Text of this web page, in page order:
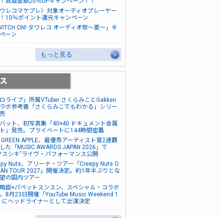
ワレコマケプレ〉対象オーディオプレーヤー
10％ポイント還元キャンペーン
ON! タワレコ オーディオ祭～夏～」キ
ーン
もっと見る
ロライブ」所属VTuber さくらみことGakken
ボ参考書「さくらみこでもわかる」シリー
ット、初写真集「40×40 ドキュメント金属
」発売。プライベートに144時間密着
APPLE、最優秀アーティスト賞2連覇
た「MUSIC AWARDS JAPAN 2026」で
スシキ”ライヴ・パフォーマンス公開
Nuts、アリーナ・ツアー「Creepy Nuts O
TOUR 2027」開催決定。約1年半ぶりとな
の国内ツアー
臣×パペットスンスン、スペシャル・コラボ
8月23日開催「YouTube Music Weekend 1
にヘッドライナーとして出演決定